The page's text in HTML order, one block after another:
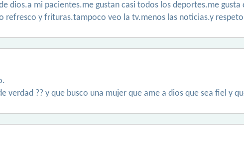
dios.a mi pacientes.me gustan casi todos los deportes.me
refresco y frituras.tampoco veo la tv.menos las noticias.y
verdad ?? y que busco una mujer que ame a dios que sea fiel y